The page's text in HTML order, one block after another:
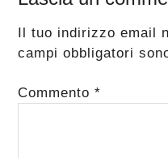
Il tuo indirizzo email
campi obbligatori
Commento*